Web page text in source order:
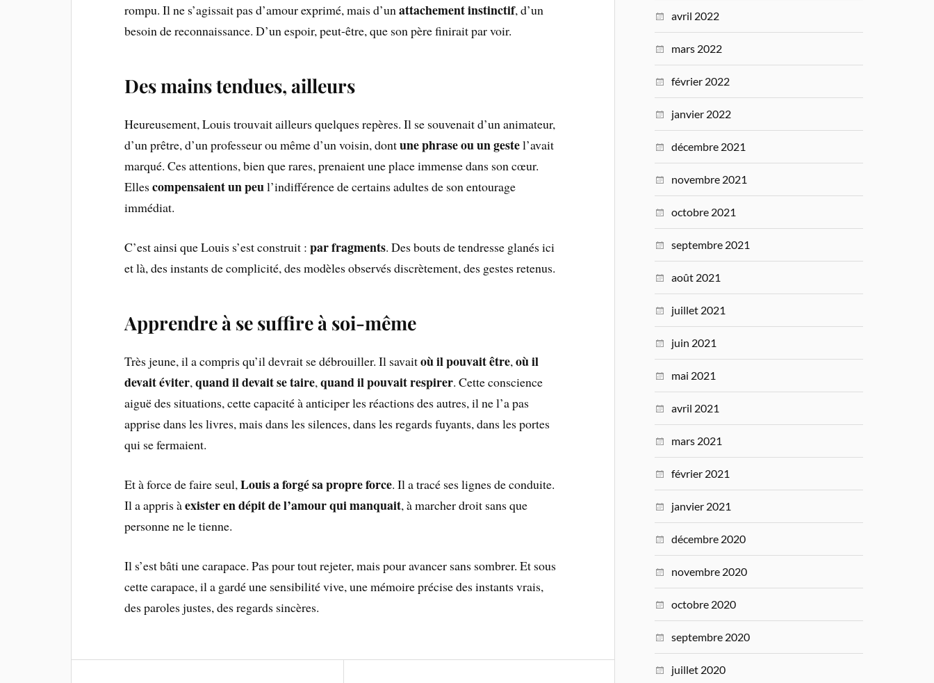
rompu. Il ne s’agissait pas d’amour exprimé, mais d’unattachement instinctif, d’un
besoin de reconnaissance. D’un espoir, peut-être, que son père finirait par voir.
Des mains tendues, ailleurs
Heureusement, Louis trouvait ailleurs quelques repères. Il se souvenait d’un animateur,
d’un prêtre, d’un professeur ou même d’un voisin, dontune phrase ou un gestel’avait
marqué. Ces attentions, bien que rares, prenaient une place immense dans son cœur.
Ellescompensaient un peul’indifférence de certains adultes de son entourage
immédiat.
C’est ainsi que Louis s’est construit :par fragments. Des bouts de tendresse glanés ici
et là, des instants de complicité, des modèles observés discrètement, des gestes retenus.
Apprendre à se suffire à soi-même
Très jeune, il a compris qu’il devrait se débrouiller. Il savaitoù il pouvait être,où il
devait éviter,quand il devait se taire,quand il pouvait respirer. Cette conscience
aiguë des situations, cette capacité à anticiper les réactions des autres, il ne l’a pas
apprise dans les livres, mais dans les silences, dans les regards fuyants, dans les portes
qui se fermaient.
Et à force de faire seul,Louis a forgé sa propre force. Il a tracé ses lignes de conduite.
Il a appris àexister en dépit de l’amour qui manquait, à marcher droit sans que
personne ne le tienne.
Il s’est bâti une carapace. Pas pour tout rejeter, mais pour avancer sans sombrer. Et sous
cette carapace, il a gardé une sensibilité vive, une mémoire précise des instants vrais,
des paroles justes, des regards sincères.
avril 2022
mars 2022
février 2022
janvier 2022
décembre 2021
novembre 2021
octobre 2021
septembre 2021
août 2021
juillet 2021
juin 2021
mai 2021
avril 2021
mars 2021
février 2021
janvier 2021
décembre 2020
novembre 2020
octobre 2020
septembre 2020
juillet 2020